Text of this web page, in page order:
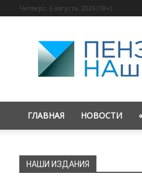
Четверг, 6 августа, 2026 (18+)
—
наш
дом»
ГЛАВНАЯ НОВОСТИ
НАШИ ИЗДАНИЯ